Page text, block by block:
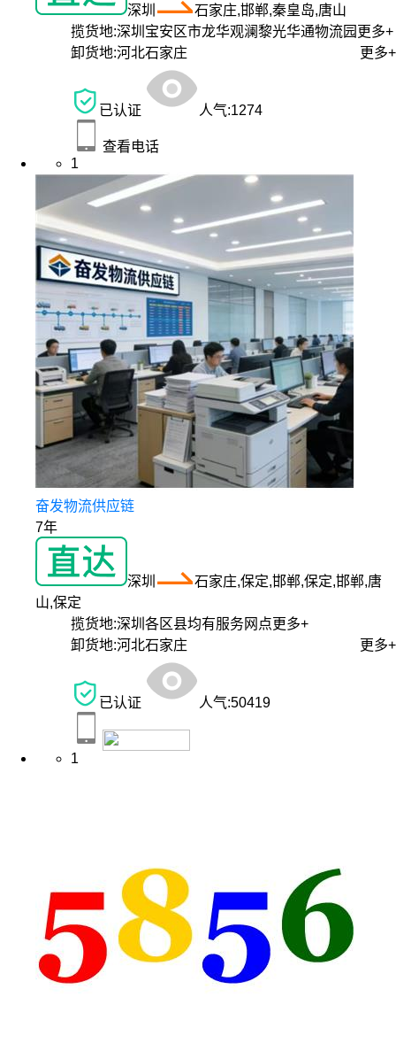
深圳
石家庄,邯郸,秦皇岛,唐山
揽货地:深圳宝安区市龙华观澜黎光华通物流园 更多+
卸货地:河北石家庄 更多+
已认证 人气:1274
查看电话
1
奋发物流供应链
7年
深圳
石家庄,保定,邯郸,保定,邯郸,唐
山,保定
揽货地:深圳各区县均有服务网点更多+
卸货地:河北石家庄 更多+
已认证 人气:50419
1